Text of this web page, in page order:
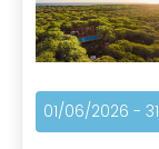
01/06/2026 -